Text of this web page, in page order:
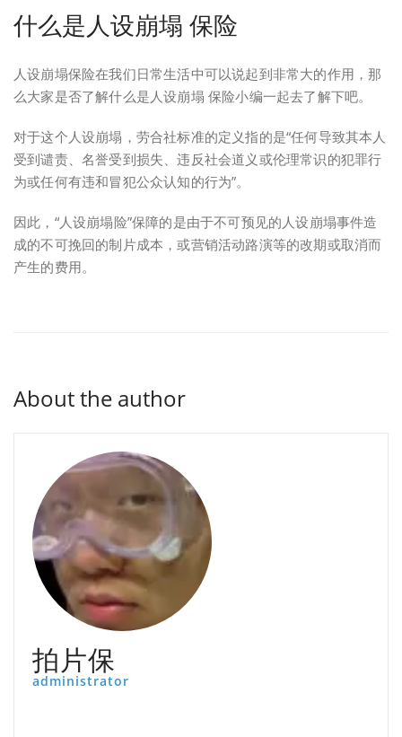
什么是人设崩塌 保险
人设崩塌保险在我们日常生活中可以说起到非常大的作用，那
么大家是否了解什么是人设崩塌 保险小编一起去了解下吧。
对于这个人设崩塌，劳合社标准的定义指的是“任何导致其本人
受到谴责、名誉受到损失、违反社会道义或伦理常识的犯罪行
为或任何有违和冒犯公众认知的行为”。
因此，“人设崩塌险”保障的是由于不可预见的人设崩塌事件造
成的不可挽回的制片成本，或营销活动路演等的改期或取消而
产生的费用。
About the author
拍片保
administrator